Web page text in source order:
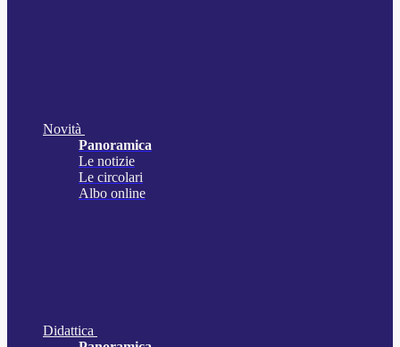
Novità
Panoramica
Le notizie
Le circolari
Albo online
Didattica